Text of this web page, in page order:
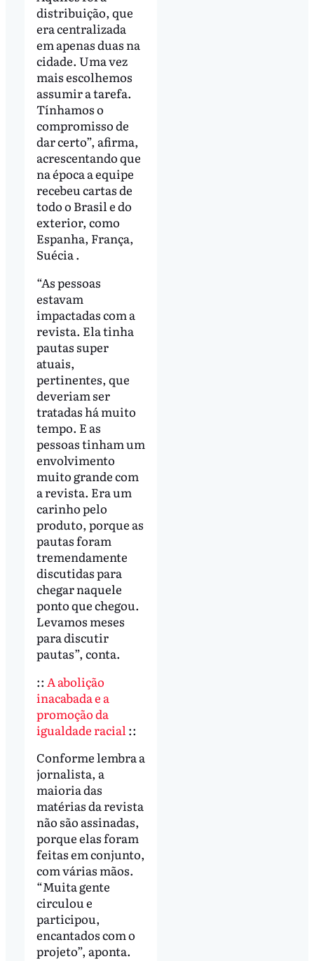
distribuição, que
era centralizada
em apenas duas na
cidade. Uma vez
mais escolhemos
assumir a tarefa.
Tínhamos o
compromisso de
dar certo”, afirma,
acrescentando que
na época a equipe
recebeu cartas de
todo o Brasil e do
exterior, como
Espanha, França,
Suécia .
“As pessoas
estavam
impactadas com a
revista. Ela tinha
pautas super
atuais,
pertinentes, que
deveriam ser
tratadas há muito
tempo. E as
pessoas tinham um
envolvimento
muito grande com
a revista. Era um
carinho pelo
produto, porque as
pautas foram
tremendamente
discutidas para
chegar naquele
ponto que chegou.
Levamos meses
para discutir
pautas”, conta.
:: A abolição
inacabada e a
promoção da
igualdade racial ::
Conforme lembra a
jornalista, a
maioria das
matérias da revista
não são assinadas,
porque elas foram
feitas em conjunto,
com várias mãos.
“Muita gente
circulou e
participou,
encantados com o
projeto”, aponta.